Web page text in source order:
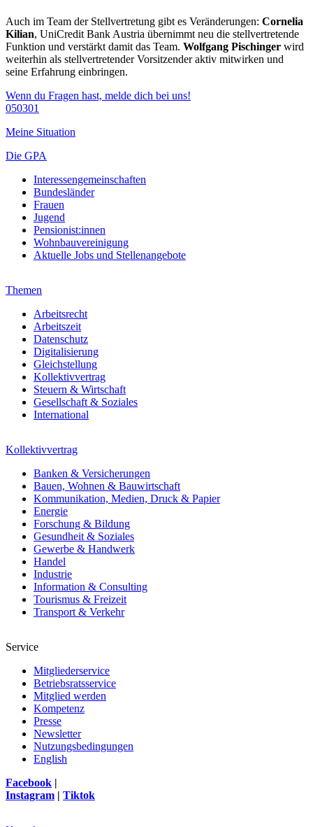
Auch im Team der Stellvertretung gibt es Veränderungen: Cornelia
Kilian, UniCredit Bank Austria übernimmt neu die stellvertretende
Funktion und verstärkt damit das Team. Wolfgang Pischinger wird
weiterhin als stellvertretender Vorsitzender aktiv mitwirken und
seine Erfahrung einbringen.
Wenn du Fragen hast, melde dich bei uns!
050301
Meine Situation
Die GPA
Interessengemeinschaften
Bundesländer
Frauen
Jugend
Pensionist:innen
Wohnbauvereinigung
Aktuelle Jobs und Stellenangebote
Themen
Arbeitsrecht
Arbeitszeit
Datenschutz
Digitalisierung
Gleichstellung
Kollektivvertrag
Steuern & Wirtschaft
Gesellschaft & Soziales
International
Kollektivvertrag
Banken & Versicherungen
Bauen, Wohnen & Bauwirtschaft
Kommunikation, Medien, Druck & Papier
Energie
Forschung & Bildung
Gesundheit & Soziales
Gewerbe & Handwerk
Handel
Industrie
Information & Consulting
Tourismus & Freizeit
Transport & Verkehr
Service
Mitgliederservice
Betriebsratsservice
Mitglied werden
Kompetenz
Presse
Newsletter
Nutzungsbedingungen
English
Facebook |
Instagram | Tiktok